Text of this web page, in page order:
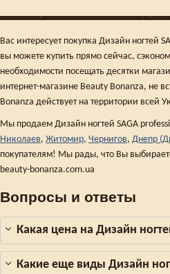
Вас интересует покупка Дизайн ногтей
вы можете купить прямо сейчас,
необходимости посещать десятки
интернет-магазине Beauty Bonanza, не
Bonanza действует на территории всей
Мы продаем Дизайн ногтей SAGA
Николаев, Житомир, Чернигов, Днепр
покупателям! Мы рады, что Вы
beauty-bonanza.com.ua
Вопросы и ответы
Какая цена на Дизайн
Какие еще виды Дизайн